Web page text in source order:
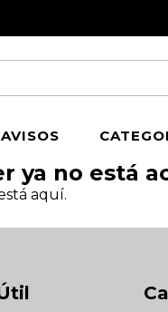
AVISOS
ya no está
aquí.